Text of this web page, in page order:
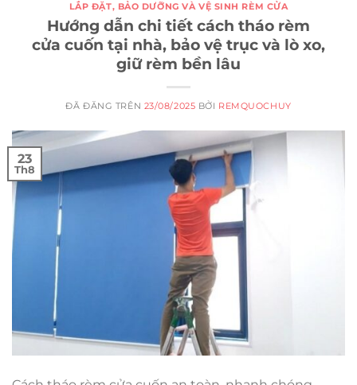
LẮP ĐẶT, BẢO DƯỠNG VÀ VỆ SINH RÈM CỬA
Hướng dẫn chi tiết cách tháo rèm
cửa cuốn tại nhà, bảo vệ trục và lò xo,
giữ rèm bền lâu
ĐÃ ĐĂNG TRÊN 23/08/2025 BỞI REMQUOCHUY
23
Th8